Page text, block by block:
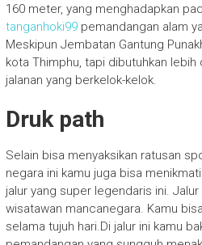
160 meter, yang menghadapkan
tanganhoki99pemandangan alam
Meskipun Jembatan Gantung
kota Thimphu, tapi dibutuhkan lebih
jalanan yang berkelok-kelok.
Druk path
Selain bisa menyaksikan ratusan
negara ini kamu juga bisa
jalur yang super legendaris ini.
wisatawan mancanegara. Kamu
selama tujuh hari.Di jalur ini kamu